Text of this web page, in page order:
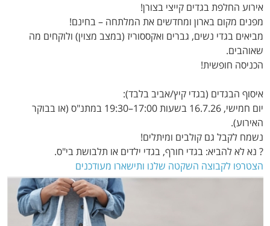
אירוע החלפת בגדים קייצי בצורן!
מפנים מקום בארון ומחדשים את המלתחה – בחינם!
מביאים בגדי נשים, גברים ואקססוריז (במצב מצוין) ולוקחים מה
שאוהבים.
הכניסה חופשית!
איסוף הבגדים (בגדי קיץ/אביב בלבד):
יום חמישי, 16.7.26 בשעות 17:00–19:30 במתנ"ס (או בבוקר
האירוע).
נשמח לקבל גם קולבים ומיתלים!
? נא לא להביא: בגדי חורף, בגדי ילדים או תלבושת בי"ס.
הצטרפו לקבוצה השקטה שלנו ותישארו מעודכנים